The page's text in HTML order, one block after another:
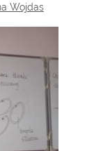
Wojdas